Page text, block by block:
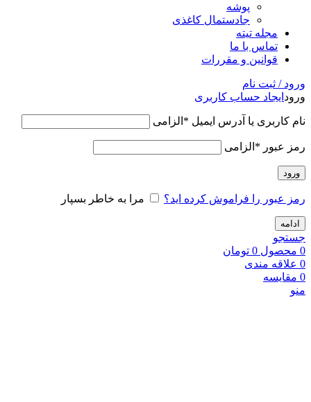
پوشه
جادستمال کاغذی
مجله تیته
تماس با ما
قوانین و مقررات
ورود / ثبت نام
ورود ایجاد حساب کاربری
نام کاربری یا آدرس ایمیل * الزامی
رمز عبور * الزامی
ورود
رمز عبور را فراموش کرده اید؟ مرا به خاطر بسپار
ادامه
جستجو
0 محصول 0 تومان
0 علاقه مندی
0 مقایسه
منو